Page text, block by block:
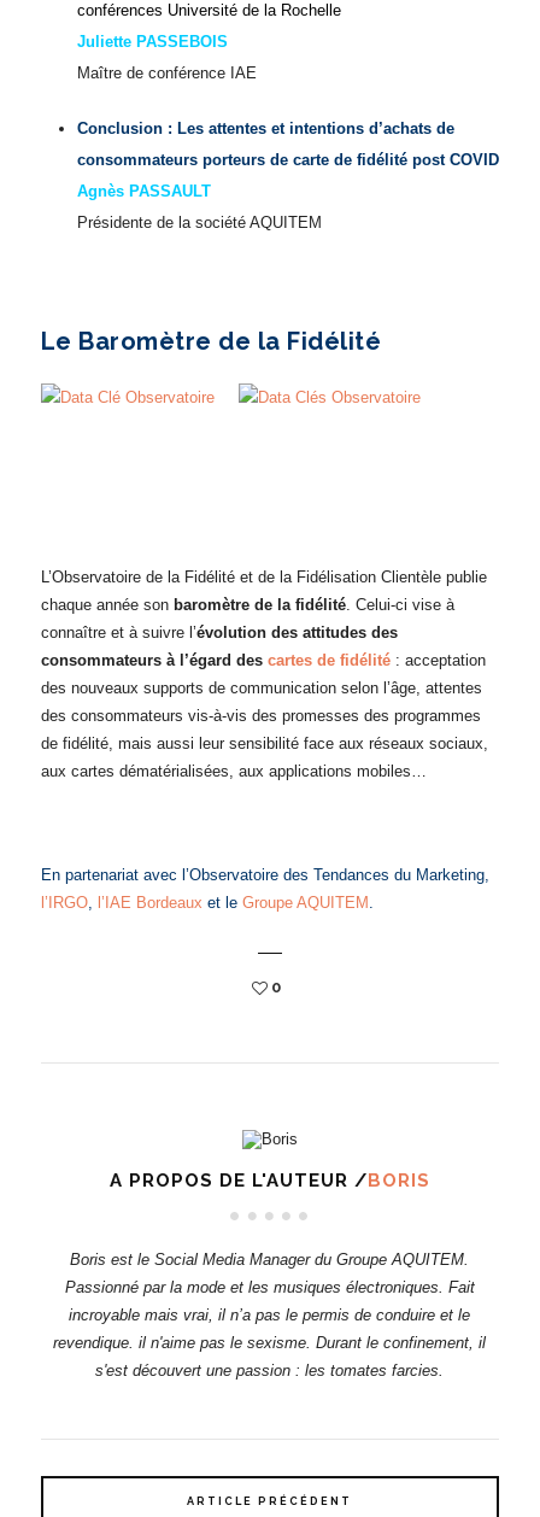
conférences Université de la Rochelle
Juliette PASSEBOIS
Maître de conférence IAE
Conclusion : Les attentes et intentions d’achats de
consommateurs porteurs de carte de fidélité post COVID
Agnès PASSAULT
Présidente de la société AQUITEM
Le Baromètre de la Fidélité
L’Observatoire de la Fidélité et de la Fidélisation Clientèle publie
chaque année son baromètre de la fidélité. Celui-ci vise à
connaître et à suivre l’évolution des attitudes des
consommateurs à l’égard des cartes de fidélité: acceptation
des nouveaux supports de communication selon l’âge, attentes
des consommateurs vis-à-vis des promesses des programmes
de fidélité, mais aussi leur sensibilité face aux réseaux sociaux,
aux cartes dématérialisées, aux applications mobiles…
En partenariat avec l’Observatoire des Tendances du Marketing,
l’IRGO, l’IAE Bordeaux et le Groupe AQUITEM .
0
A PROPOS DE L'AUTEUR /BORIS
Boris est le Social Media Manager du Groupe AQUITEM.
Passionné par la mode et les musiques électroniques. Fait
incroyable mais vrai, il n’a pas le permis de conduire et le
revendique. il n'aime pas le sexisme. Durant le confinement, il
s'est découvert une passion : les tomates farcies.
ARTICLE PRÉCÉDENT